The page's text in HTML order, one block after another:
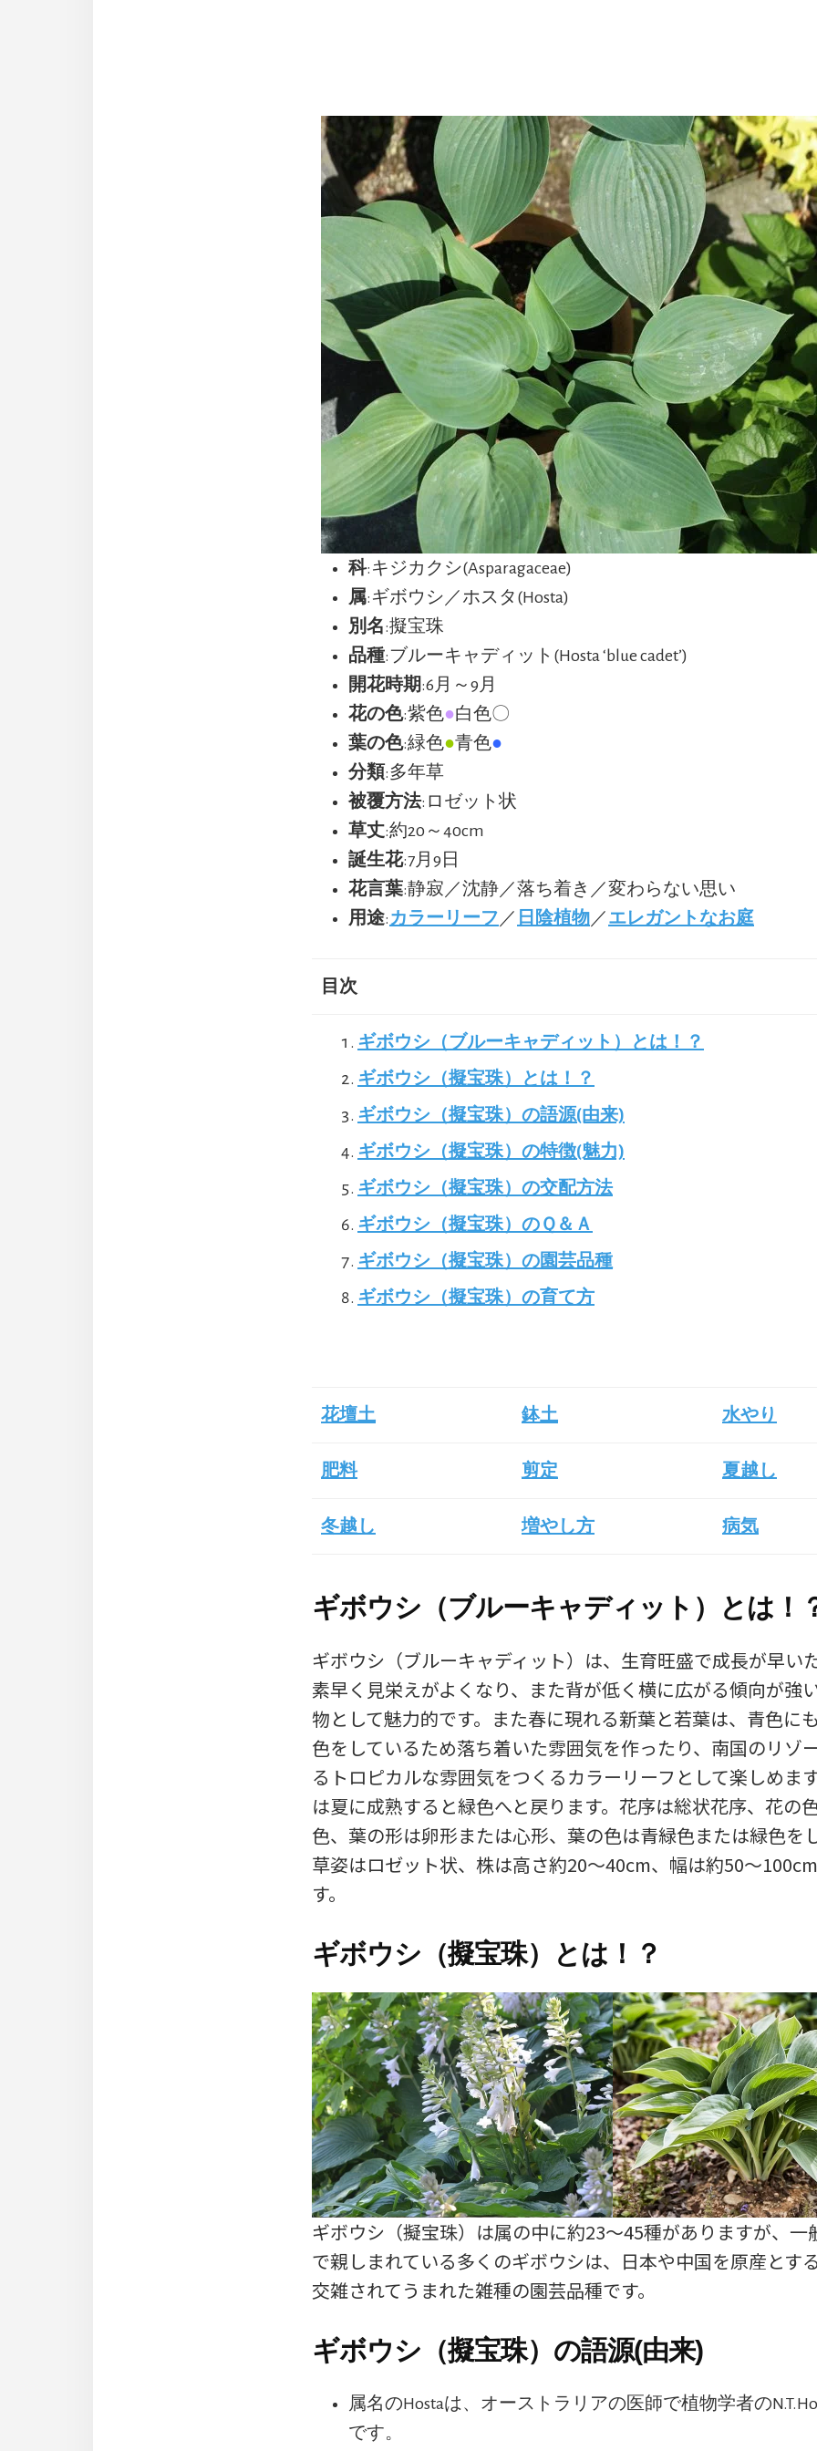
科:キジカクシ(Asparagaceae)
属:ギボウシ／ホスタ(Hosta)
別名:擬宝珠
品種:ブルーキャディット(Hosta ‘blue cadet’)
開花時期 :6月～9月
花の色:紫色●白色〇
葉の色:緑色●青色●
分類:多年草
被覆方法:ロゼット状
草丈:約20～40cm
誕生花:7月9日
花言葉:静寂／沈静／落ち着き／変わらない思い
用途: カラーリーフ ／ 日陰植物 ／ エレガントなお庭
目次
ギボウシ（ブルーキャディット）とは！？
ギボウシ（擬宝珠）とは！？
ギボウシ（擬宝珠）の語源(由来)
ギボウシ（擬宝珠）の特徴(魅力)
ギボウシ（擬宝珠）の交配方法
ギボウシ（擬宝珠）のＱ＆Ａ
ギボウシ（擬宝珠）の園芸品種
ギボウシ（擬宝珠）の育て方
花壇土 鉢土 水やり
肥料 剪定 夏越し
冬越し 増やし方 病気
ギボウシ（ブルーキャディット）とは！
ギボウシ（ブルーキャディット）は、生育旺盛で成長が早い
素早く見栄えがよくなり、また背が低く横に広がる傾向が強
物として魅力的です。また春に現れる新葉と若葉は、青色に
色をしているため落ち着いた雰囲気を作ったり、南国のリゾ
るトロピカルな雰囲気をつくるカラーリーフとして楽しめま
は夏に成熟すると緑色へと戻ります。花序は総状花序、花の
色、葉の形は卵形または心形、葉の色は青緑色または緑色を
草姿はロゼット状、株は高さ約20～40cm、幅は約50～
す。
ギボウシ（擬宝珠）とは！？
ギボウシ（擬宝珠）は属の中に約23～45種がありますが、一
で親しまれている多くのギボウシは、日本や中国を原産とす
交雑されてうまれた雑種の園芸品種です。
ギボウシ（擬宝珠）の語源(由来)
属名のHostaは、オーストラリアの医師で植物学者の
です。